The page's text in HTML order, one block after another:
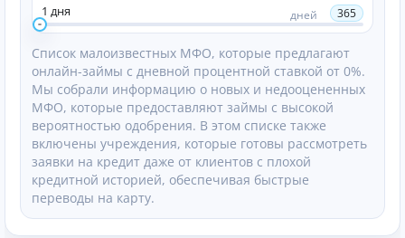
1 дня дней 365
Список малоизвестных МФО, которые предлагают
онлайн-займы с дневной процентной ставкой от 0%.
Мы собрали информацию о новых и недооцененных
МФО, которые предоставляют займы с высокой
вероятностью одобрения. В этом списке также
включены учреждения, которые готовы рассмотреть
заявки на кредит даже от клиентов с плохой
кредитной историей, обеспечивая быстрые
переводы на карту.